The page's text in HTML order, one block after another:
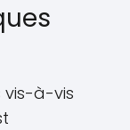
vis-à-vis